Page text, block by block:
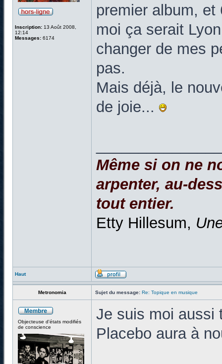
Inscription: 13 Août 2008,
12:14
Messages: 6174
premier album,
moi ça serait
changer de mes
pas.
Mais déjà, le
de joie...
Même si on ne
arpenter, au-
tout entier.
Etty Hillesum,
Haut
Metronomia Sujet du message: Re: Topique en musique
Objecteuse d'états modifiés
de conscience
Je suis moi aussi
Placebo aura à